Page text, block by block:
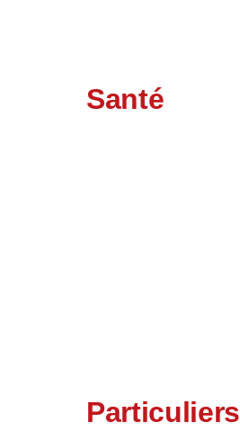
Santé
Particuliers